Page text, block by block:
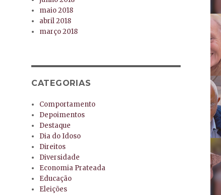
maio 2018
abril 2018
março 2018
CATEGORIAS
Comportamento
Depoimentos
Destaque
Dia do Idoso
Direitos
Diversidade
Economia Prateada
Educação
Eleições